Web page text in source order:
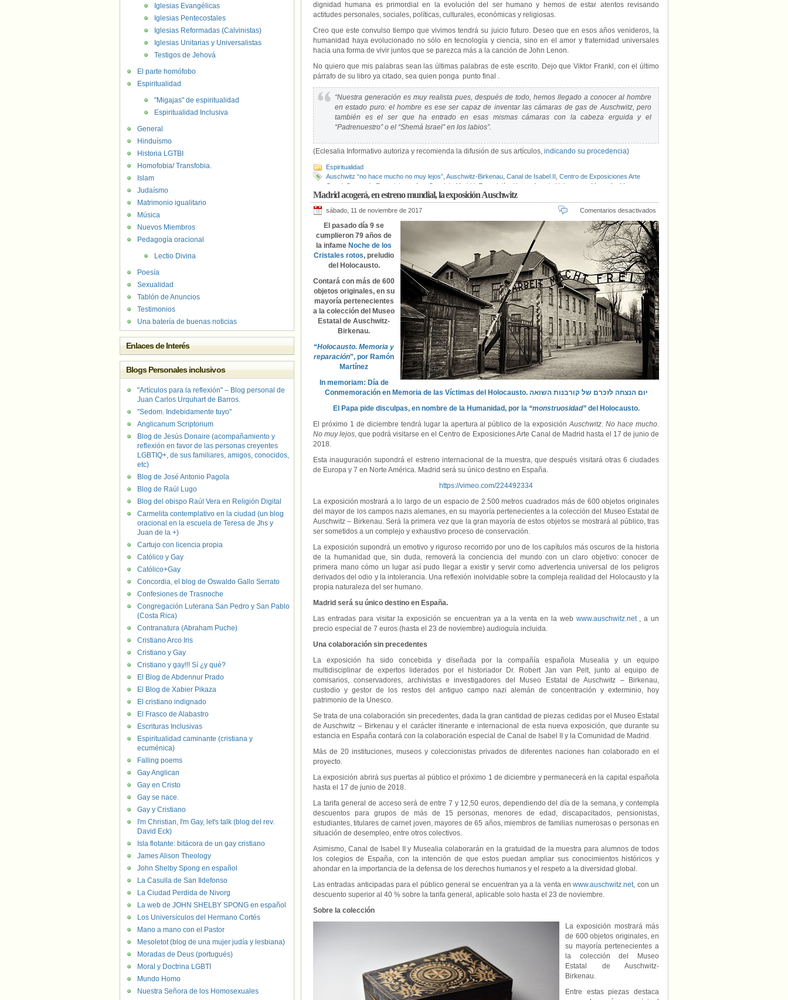
dignidad humana es primordial en la evolución del ser humano y hemos de estar atentos revisando
actitudes personales, sociales, políticas, culturales, económicas y religiosas.
Creo que este convulso tiempo que vivimos tendrá su juicio futuro. Deseo que en esos años venideros, la
humanidad haya evolucionado no sólo en tecnología y ciencia, sino en el amor y fraternidad universales
hacia una forma de vivir juntos que se parezca más a la canción de John Lenon.
No quiero que mis palabras sean las últimas palabras de este escrito. Dejo que Viktor Frankl, con el último
párrafo de su libro ya citado, sea quien ponga punto final .
“Nuestra generación es muy realista pues, después de todo, hemos llegado a conocer al hombre
en estado puro: el hombre es ese ser capaz de inventar las cámaras de gas de Auschwitz, pero
también es el ser que ha entrado en esas mismas cámaras con la cabeza erguida y el
“Padrenuestro” o el “Shemá Israel” en los labios”.
(Eclesalia Informativo autoriza y recomienda la difusión de sus artículos, indicando su procedencia)
Espiritualidad
Auschwitz “no hace mucho no muy lejos” Auschwitz-Birkenau Canal de Isabel II Centro de Exposiciones Arte
Canal
Centro de Exposiciones Arte Canal de Madrid Exposición Hanna Arendt Holocausto Musealia
Museo
Estatal de Auschwitz-Birkenau,Piotr M.A. Cywiński,Primo Levi,Shoá
Madrid acogerá, en estreno mundial, la exposición Auschwitz
sábado, 11 de noviembre de 2017 Comentarios desactivados
El pasado día 9 se
cumplieron 79 años de
la infame Noche de los
Cristales rotos, preludio
del Holocausto.
Contará con más de 600
objetos originales, en su
mayoría pertenecientes
a la colección del Museo
Estatal de Auschwitz-
Birkenau.
“Holocausto. Memoria y
reparación”, por Ramón
Martínez
In memoriam: Día de
Conmemoración en Memoria de las Víctimas del Holocausto. יום הנצחה לזכרם של קורבנות השואה
El Papa pide disculpas, en nombre de la Humanidad, por la “monstruosidad”del Holocausto.
El próximo 1 de diciembre tendrá lugar la apertura al público de la exposiciónAuschwitz.No hace mucho.
No muy lejos, que podrá visitarse en el Centro de Exposiciones Arte Canal de Madrid hasta el 17 de junio de
2018.
Esta inauguración supondrá el estreno internacional de la muestra, que después visitará otras 6 ciudades
de Europa y 7 en Norte América. Madrid será su único destino en España.
https://vimeo.com/224492334
La exposición mostrará a lo largo de un espacio de 2.500 metros cuadrados más de 600 objetos originales
del mayor de los campos nazis alemanes, en su mayoría pertenecientes a la colección del Museo Estatal de
Auschwitz – Birkenau. Será la primera vez que la gran mayoría de estos objetos se mostrará al público, tras
ser sometidos a un complejo y exhaustivo proceso de conservación.
La exposición supondrá un emotivo y riguroso recorrido por uno de los capítulos más oscuros de la historia
de la humanidad que, sin duda, removerá la conciencia del mundo con un claro objetivo: conocer de
primera mano cómo un lugar así pudo llegar a existir y servir como advertencia universal de los peligros
derivados del odio y la intolerancia. Una reflexión inolvidable sobre la compleja realidad del Holocausto y la
propia naturaleza del ser humano.
Madrid será su único destino en España.
Las entradas para visitar la exposición se encuentran ya a la venta en la web www.auschwitz.net, a un
precio especial de 7 euros (hasta el 23 de noviembre) audioguía incluida.
Una colaboración sin precedentes
La exposición ha sido concebida y diseñada por la compañía española Musealia y un equipo
multidisciplinar de expertos liderados por el historiador Dr. Robert Jan van Pelt, junto al equipo de
comisarios, conservadores, archivistas e investigadores del Museo Estatal de Auschwitz – Birkenau,
custodio y gestor de los restos del antiguo campo nazi alemán de concentración y exterminio, hoy
patrimonio de la Unesco.
Se trata de una colaboración sin precedentes, dada la gran cantidad de piezas cedidas por el Museo Estatal
de Auschwitz – Birkenau y el carácter itinerante e internacional de esta nueva exposición, que durante su
estancia en España contará con la colaboración especial de Canal de Isabel II y la Comunidad de Madrid.
Más de 20 instituciones, museos y coleccionistas privados de diferentes naciones han colaborado en el
proyecto.
La exposición abrirá sus puertas al público el próximo 1 de diciembre y permanecerá en la capital española
hasta el 17 de junio de 2018.
La tarifa general de acceso será de entre 7 y 12,50 euros, dependiendo del día de la semana, y contempla
descuentos para grupos de más de 15 personas, menores de edad, discapacitados, pensionistas,
estudiantes, titulares de carnet joven, mayores de 65 años, miembros de familias numerosas o personas en
situación de desempleo, entre otros colectivos.
Asimismo, Canal de Isabel II y Musealia colaborarán en la gratuidad de la muestra para alumnos de todos
los colegios de España, con la intención de que estos puedan ampliar sus conocimientos históricos y
ahondar en la importancia de la defensa de los derechos humanos y el respeto a la diversidad global.
Las entradas anticipadas para el público general se encuentran ya a la venta enwww.auschwitz.net, con un
descuento superior al 40 % sobre la tarifa general, aplicable solo hasta el 23 de noviembre.
Sobre la colección
La exposición mostrará más
de 600 objetos originales, en
su mayoría pertenecientes a
la colección del Museo
Estatal de Auschwitz-
Birkenau.
Entre estas piezas destaca
Iglesias Evangélicas
Iglesias Pentecostales
Iglesias Reformadas (Calvinistas)
Iglesias Unitarias y Universalistas
Testigos de Jehová
El parte homófobo
Espiritualidad
"Migajas" de espiritualidad
Espiritualidad Inclusiva
General
Hinduísmo
Historia LGTBI
Homofobia/ Transfobia.
Islam
Judaísmo
Matrimonio igualitario
Música
Nuevos Miembros
Pedagogía oracional
Lectio Divina
Poesía
Sexualidad
Tablón de Anuncios
Testimonios
Una batería de buenas noticias
Enlaces de Interés
Blogs Personales inclusivos
"Artículos para la reflexión" – Blog personal de
Juan Carlos Urquhart de Barros.
"Sedom. Indebidamente tuyo"
Anglicanum Scriptorium
Blog de Jesús Donaire (acompañamiento y
reflexión en favor de las personas creyentes
LGBTIQ+, de sus familiares, amigos, conocidos,
etc)
Blog de José Antonio Pagola
Blog de Raúl Lugo
Blog del obispo Raúl Vera en Religión Digital
Carmelita contemplativo en la ciudad (un blog
oracional en la escuela de Teresa de Jhs y
Juan de la +)
Cartujo con licencia propia
Católico y Gay
Católico+Gay
Concordia, el blog de Oswaldo Gallo Serrato
Confesiones de Trasnoche
Congregación Luterana San Pedro y San Pablo
(Costa Rica)
Contranatura (Abraham Puche)
Cristiano Arco Iris
Cristiano y Gay
Cristiano y gay!!! Sí ¿y qué?
El Blog de Abdennur Prado
El Blog de Xabier Pikaza
El cristiano indignado
El Frasco de Alabastro
Escrituras Inclusivas
Espiritualidad caminante (cristiana y
ecuménica)
Falling poems
Gay Anglican
Gay en Cristo
Gay se nace.
Gay y Cristiano
I'm Christian, I'm Gay, let's talk (blog del rev.
David Eck)
Isla flotante: bitácora de un gay cristiano
James Alison Theology
John Shelby Spong en español
La Casulla de San Ildefonso
La Ciudad Perdida de Nivorg
La web de JOHN SHELBY SPONG en español
Los Universículos del Hermano Cortés
Mano a mano con el Pastor
Mesoletot (blog de una mujer judía y lesbiana)
Moradas de Deus (portugués)
Moral y Doctrina LGBTI
Mundo Homo
Nuestra Señora de los Homosexuales